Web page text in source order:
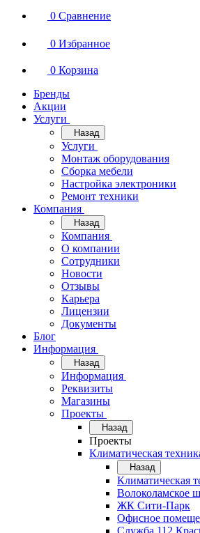
0 Сравнение
0 Избранное
0 Корзина
Бренды
Акции
Услуги
Назад
Услуги
Монтаж оборудования
Сборка мебели
Настройка электроники
Ремонт техники
Компания
Назад
Компания
О компании
Сотрудники
Новости
Отзывы
Карьера
Лицензии
Документы
Блог
Информация
Назад
Информация
Реквизиты
Магазины
Проекты
Назад
Проекты
Климатическая
Назад
Климатическая
Волоколамское
ЖК Сити-Парк
Офисное
Служба 112